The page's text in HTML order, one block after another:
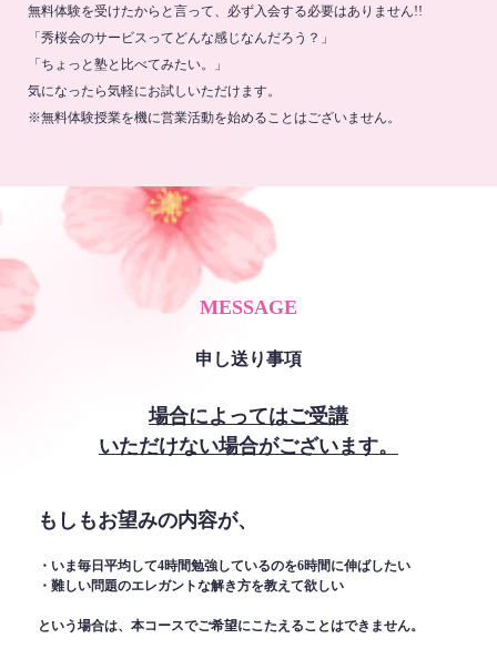
無料体験を受けたからと言って、必ず入会する必要はありません!!
「秀桜会のサービスってどんな感じなんだろう？」
「ちょっと塾と比べてみたい。」
気になったら気軽にお試しいただけます。
※無料体験授業を機に営業活動を始めることはございません。
MESSAGE
申し送り事項
場合によってはご受講
いただけない場合がございます。
もしもお望みの内容が、
・いま毎日平均して4時間勉強しているのを6時間に伸ばしたい
・難しい問題のエレガントな解き方を教えて欲しい
という場合は、本コースでご希望にこたえることはできません。